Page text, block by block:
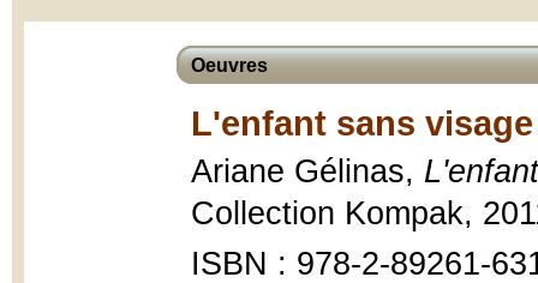
Oeuvres
L'enfant sans visage
Ariane Gélinas,
Collection Kompak,
ISBN : 978-2-89261-